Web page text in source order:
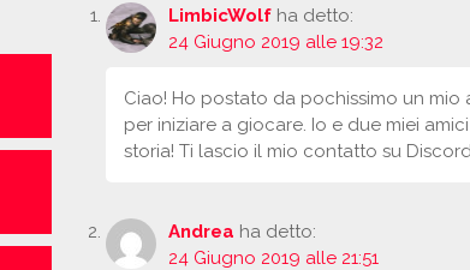
LimbicWolf ha detto:
24 Giugno 2019 alle 19:32
Ciao! Ho postato da pochissimo un
per iniziare a giocare. Io e due miei
storia! Ti lascio il mio contatto su
Andrea ha detto:
24 Giugno 2019 alle 21:51